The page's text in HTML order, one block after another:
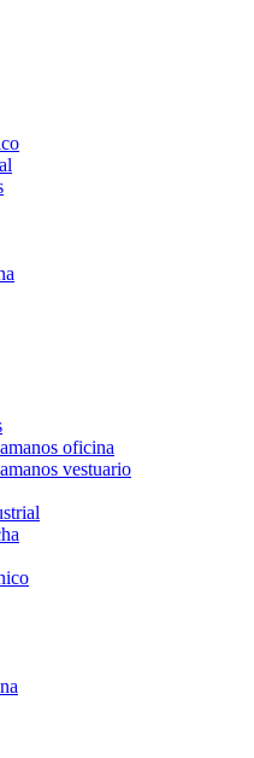
oficina
vestuario